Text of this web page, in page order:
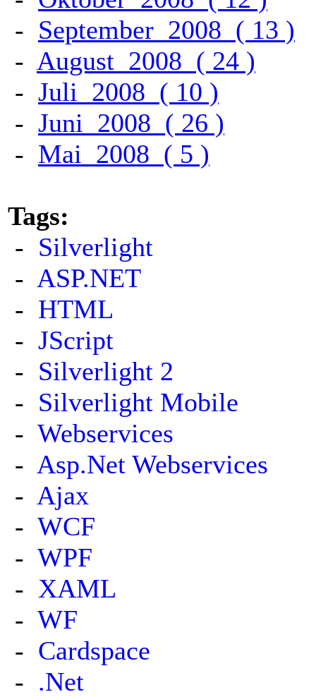
- September 2008 ( 13 )
- August 2008 ( 24 )
- Juli 2008 ( 10 )
- Juni 2008 ( 26 )
- Mai 2008 ( 5 )
Tags:
- Silverlight
- ASP.NET
- HTML
- JScript
- Silverlight 2
- Silverlight Mobile
- Webservices
- Asp.Net Webservices
- Ajax
- WCF
- WPF
- XAML
- WF
- Cardspace
- .Net